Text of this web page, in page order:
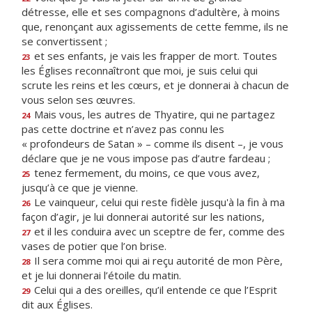
détresse, elle et ses compagnons d’adultère, à moins
que, renonçant aux agissements de cette femme, ils ne
se convertissent ;
23 et ses enfants, je vais les frapper de mort. Toutes
les Églises reconnaîtront que moi, je suis celui qui
scrute les reins et les cœurs, et je donnerai à chacun de
vous selon ses œuvres.
24 Mais vous, les autres de Thyatire, qui ne partagez
pas cette doctrine et n’avez pas connu les
« profondeurs de Satan » – comme ils disent –, je vous
déclare que je ne vous impose pas d’autre fardeau ;
25 tenez fermement, du moins, ce que vous avez,
jusqu’à ce que je vienne.
26 Le vainqueur, celui qui reste fidèle jusqu'à la fin à ma
façon d’agir, je lui donnerai autorité sur les nations,
27 et il les conduira avec un sceptre de fer, comme des
vases de potier que l’on brise.
28 Il sera comme moi qui ai reçu autorité de mon Père,
et je lui donnerai l’étoile du matin.
29 Celui qui a des oreilles, qu’il entende ce que l’Esprit
dit aux Églises.